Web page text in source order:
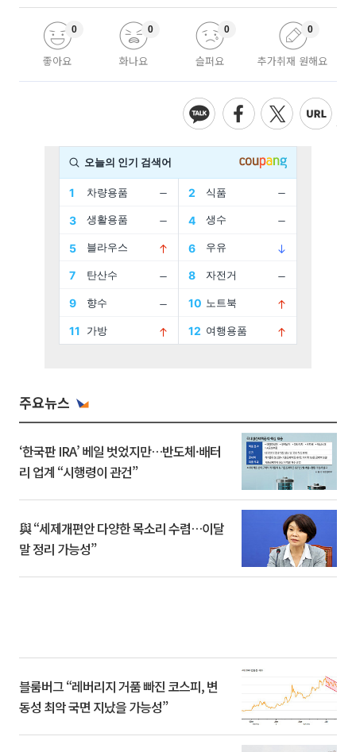
좋아요
0
화나요
0
슬퍼요
0
추가취재 원해요
0
주요뉴스
‘한국판 IRA’ 베일 벗었지만…반도체·배터
리 업계 “시행령이 관건”
與 “세제개편안 다양한 목소리 수렴…이달
말 정리 가능성”
블룸버그 “레버리지 거품 빠진 코스피, 변
동성 최악 국면 지났을 가능성”